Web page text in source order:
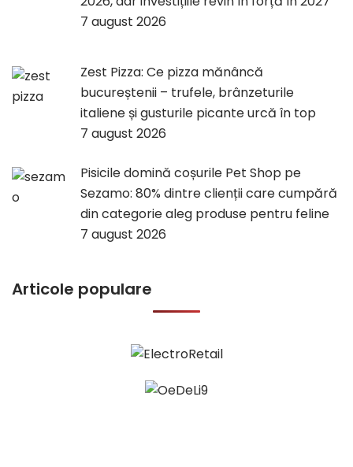
7 august 2026
Zest Pizza: Ce pizza mănâncă
bucureștenii – trufele, brânzeturile
italiene și gusturile picante urcă în top
7 august 2026
Pisicile domină coșurile Pet Shop pe
Sezamo: 80% dintre clienții care cumpără
din categorie aleg produse pentru feline
7 august 2026
Articole populare